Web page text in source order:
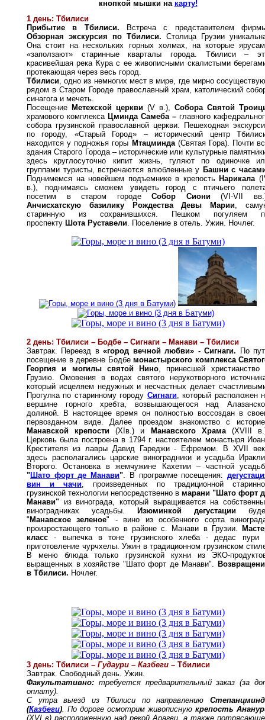
кнопкой мышки на карту!
1 день: Тбилиси
Прибытие в Тбилиси. Встреча с представителем
Обзорная экскурсия по Тбилиси. Столица Грузии
Она стоит на нескольких горных холмах, на которые
«заползают» старинные кварталы города. Тбилиси–
красивейшая река Кура с ее живописными скалистыми
протекающая через весь город.
Тбилиси, одно из немногих мест в мире, где мирно
рядом в Старом Городе православный храм, католический
синагога и мечеть.
Посещение Метехской церкви (V в.), Собора Святой
храмового комплекса Цминда Самеба – главного
собора грузинской православной церкви. Пешеходная
по городу, «Старый Город» –исторический центр
находится у подножья горы Мтацминда(Святая Гора). Почти
здания Старого Города – исторические или культурные
здесь круглосуточно кипит жизнь, гуляют по одиночке
группами туристы, встречаются влюбленные у Башни с
Поднимемся на новейшем подъемнике в крепость Нарикала
в.), поднимаясь сможем увидеть город с птичьего
посетим в старом городеСобор Сиони(VІ-VІІ
Анчисхатскую базилику Рождества Девы Марии,
старинную из сохранившихся. Пешком погуляем
проспекту Шота Руставели. Поселение в отель. Ужин. Ночлег.
2 день: Тбилиси – Бодбе – Сигнаги – Манави – Тбилиси
Завтрак. Переезд в«город вечной любви» - Сигнаги. По
посещение в деревне Бодбе монастырского комплекса
Георгия и могилы святой Нино, принесшей христианство
Грузию. Омовения в водах святого нерукотворного
который исцеляем недужных и несчастных делает
Прогулка по старинному городу Сигнаги, который расположен
вершине горного хребта, возвышающегося над
долиной. В настоящее время он полностью воссоздан в
первозданном виде. Далее проездом знакомство с
Манавской крепости (XIв.) и Манавского Храма(XVIII
Церковь была построена в 1794 г. настоятелем монастыря
Крестителя из лавры Давид Гареджи - Ефремом. В XVII
здесь располагались царские виноградники и усадьба
Второго. Остановка в жемчужине Кахетии – частной
"Шато форт де Манави". В программе посещения:
вин и чачи, произведенных по традиционной
грузинской технологии непосредственно в марани "Шато форт
Манави" из винограда, который выращивается на
виноградниках усадьбы.
Изюминкой дегустации
" Манавское зеленое" - вино из особенного сорта
произростающего только в районе с. Манави в Грузии.
класс - выпечка в тоне грузинского хлеба - дедас пури
приготовление чурчхелы. Ужин в традиционном грузинском
В меню блюда только грузинской кухни из ЭКО-
выращенных в хозяйстве "Шато форт де Манави".
в Тбилиси. Ночлег.
3 день: Тбилиси – Гудаури – Казбеги – Тбилиси
Завтрак. Свободный день. Ужин.
Факультативно: требуется предварительный заказ (за
оплату).
С утра выезд из Тбилиси по направлению
(Казбеги). По дороге осмотрим живописную крепость
(XVI в) расположенную над рекой Арагви, а также